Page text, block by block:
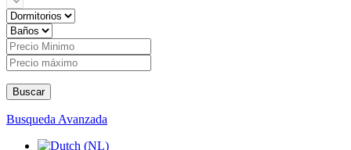
Buscar
Busqueda Avanzada